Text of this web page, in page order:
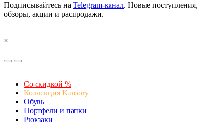
Подписывайтесь на Telegram-канал. Новые поступления,
обзоры, акции и распродажи.
×
Со скидкой %
Коллекция Kansory
Обувь
Портфели и папки
Рюкзаки